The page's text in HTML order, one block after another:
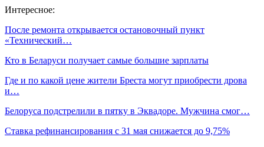
Интересное:
После ремонта открывается остановочный пункт
«Технический…
Кто в Беларуси получает самые большие зарплаты
Где и по какой цене жители Бреста могут приобрести дрова
и…
Белоруса подстрелили в пятку в Эквадоре. Мужчина смог…
Ставка рефинансирования с 31 мая снижается до 9,75%